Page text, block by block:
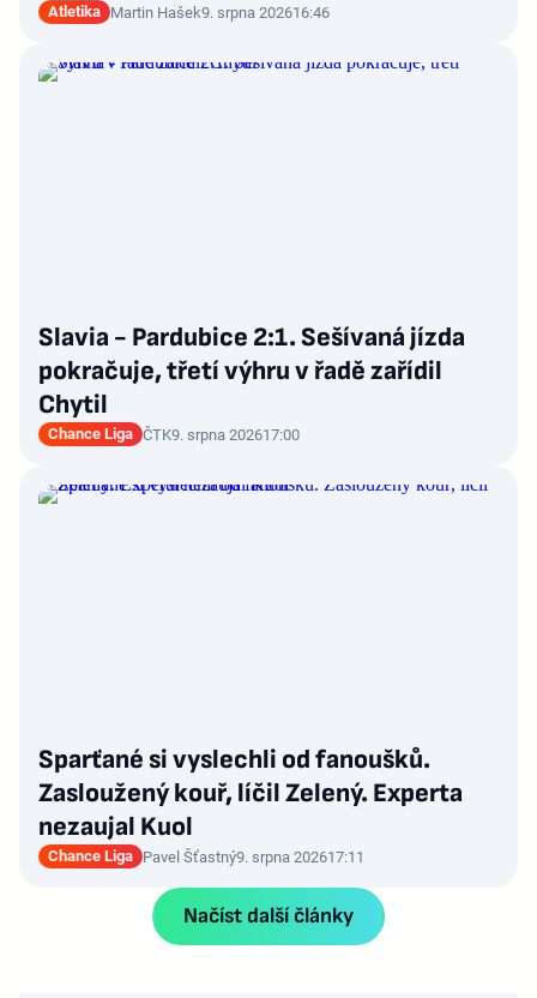
Atletika Martin Hašek9. srpna 202616:46
Slavia - Pardubice 2:1. Sešívaná jízda
pokračuje, třetí výhru v řadě zařídil
Chytil
Chance Liga ČTK9. srpna 202617:00
Sparťané si vyslechli od fanoušků.
Zasloužený kouř, líčil Zelený. Experta
nezaujal Kuol
Chance Liga Pavel Šťastný9. srpna 202617:11
Načíst další články